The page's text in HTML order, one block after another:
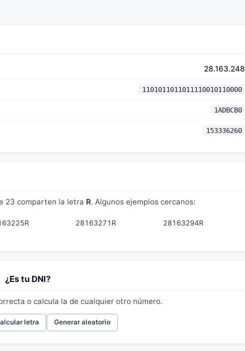
28.163.248
1101011011011110010110000
1ADBCB0
153336260
23 comparten la letra R. Algunos ejemplos cercanos:
28163271R 28163294R
¿Es tu DNI?
o calcula la de cualquier otro número.
letra Generar aleatorio